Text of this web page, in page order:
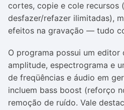
cortes, copie e cole recursos
desfazer/refazer ilimitadas),
efeitos na gravação — tudo
O programa possui um editor
amplitude, espectrograma e
de freqüências e áudio em
incluem bass boost (reforço
remoção de ruído. Vale